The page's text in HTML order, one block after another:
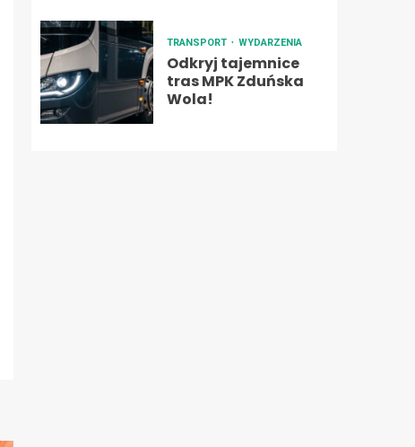
TRANSPORT WYDARZENIA
Odkryj tajemnice
tras MPK Zduńska
Wola!